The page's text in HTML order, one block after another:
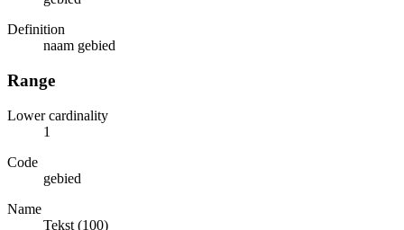
Definition
naam gebied
Range
Lower cardinality
1
Code
gebied
Name
Tekst (100)